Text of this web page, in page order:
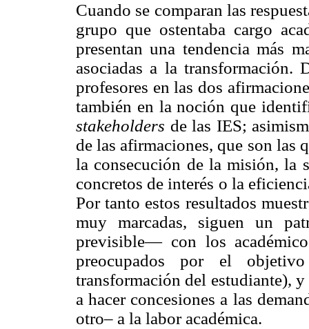
Cuando se comparan las
grupo que ostentaba cargo
presentan una tendencia más
asociadas a la
profesores en las dos
también en la noción que
stakeholders de las IES;
de las afirmaciones, que son las
la consecución de la misión, la
concretos de interés o la
Por tanto estos resultados
muy marcadas, siguen un
previsible— con los
preocupados por el
transformación del estudiante),
a hacer concesiones a las
otro– a la labor académica.